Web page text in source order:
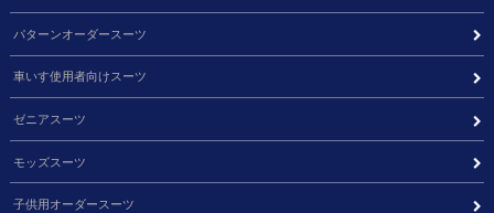
パターンオーダースーツ
車いす使用者向けスーツ
ゼニアスーツ
モッズスーツ
子供用オーダースーツ